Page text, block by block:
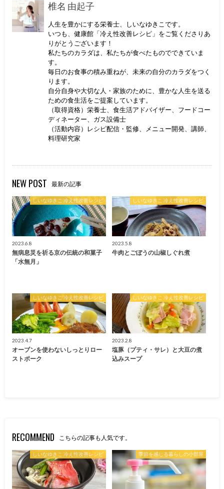
椎名 由起子
人生を豊かにする栄養士、しいなゆきこです。
いつも、健康館「冷え性改善レシピ」をご覧くださりあ
りがとうございます！
私たちのカラダは、私たちが食べたものでできていま
す。
毎日のお食事の積み重ねが、未来の自分のカラダをつく
ります。
自分自身や大切な人・家族のために、豊かな人生を送る
ための食生活をご提案しています。
（取得資格）栄養士、食生活アドバイザー、フードコー
ディネーター、ガス設備士
（活動内容）レシピ配信・監修、メニュー開発、講師、
料理研究家
NEW POST 最新の記事
しいなゆきこ 冷え性改善レシピ
2023.6.8
無病息災を祈る京の伝統の和菓子
「水無月」
しいなゆきこ 冷え性改善レシピ
2023.5.8
牛肉とごぼうの山椒しぐれ煮
しいなゆきこ 冷え性改善レシピ
2023.4.7
オーブンを使わないしっとりロー
ストポーク
しいなゆきこ 冷え性改善レシピ
2023.2.8
塩豚（プティ・サレ）と大豆の煮
込みスープ
RECOMMEND こちらの記事も人気です。
しいなゆきこ 冷え性改善レシピ 季節を感じる暮らしの小部屋